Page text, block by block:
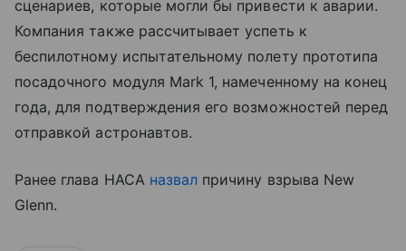
сценариев, которые могли бы привести к аварии.
Компания также рассчитывает успеть к
беспилотному испытательному полету прототипа
посадочного модуля Mark 1, намеченному на конец
года, для подтверждения его возможностей перед
отправкой астронавтов.
Ранее глава НАСА назвал причину взрыва New
Glenn.